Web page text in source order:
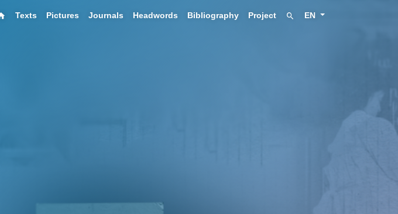
Texts Pictures Journals Headwords Bibliography Project EN